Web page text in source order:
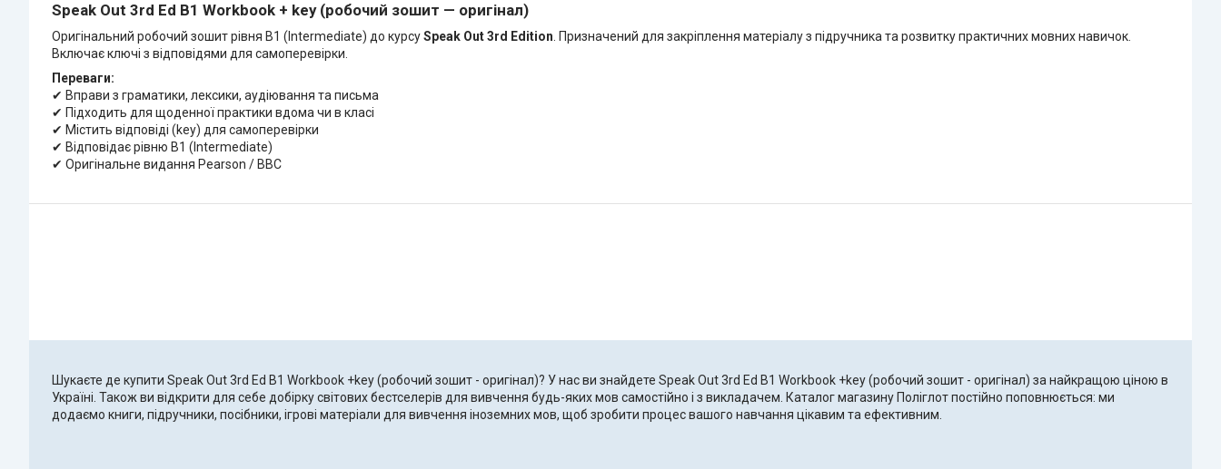
Speak Out 3rd Ed B1 Workbook + key (робочий зошит — оригінал)
Оригінальний робочий зошит рівня B1 (Intermediate) до курсуSpeak Out 3rd Edition. Призначений для закріплення матеріалу з підручника та розвитку практичних мовних навичок.
Включає ключі з відповідями для самоперевірки.
Переваги:
✔ Вправи з граматики, лексики, аудіювання та письма
✔ Підходить для щоденної практики вдома чи в класі
✔ Містить відповіді (key) для самоперевірки
✔ Відповідає рівню B1 (Intermediate)
✔ Оригінальне видання Pearson / BBC
Шукаєте де купити Speak Out 3rd Ed B1 Workbook +key (робочий зошит - оригінал)? У нас ви знайдете Speak Out 3rd Ed B1 Workbook +key (робочий зошит - оригінал) за найкращою ціною в
Україні. Також ви відкрити для себе добірку світових бестселерів для вивчення будь-яких мов самостійно і з викладачем. Каталог магазину Поліглот постійно поповнюється: ми
додаємо книги, підручники, посібники, ігрові матеріали для вивчення іноземних мов, щоб зробити процес вашого навчання цікавим та ефективним.